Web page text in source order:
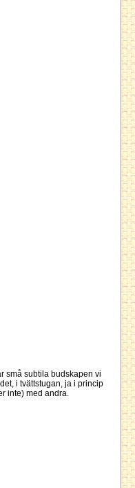
små subtila budskapen vi
i tvättstugan, ja i princip
inte) med andra.